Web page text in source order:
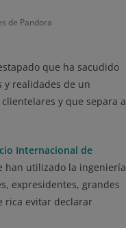
de Pandora
que ha sacudido
y realidades de un
y que separa a
Internacional de
han utilizado la ingeniería
expresidentes, grandes
rica evitar declarar